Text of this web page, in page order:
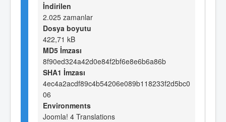
İndirilen
2.025 zamanlar
Dosya boyutu
422,71 kB
MD5 İmzası
8f90ed324a42d0e84f2bf6e8e6b6a86b
SHA1 İmzası
4ec4a2acdf89c4b54206e089b118233f2d5bc0
06
Environments
Joomla! 4 Translations